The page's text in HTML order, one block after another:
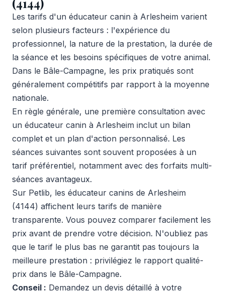
Les tarifs d'un éducateur canin à Arlesheim varient
selon plusieurs facteurs : l'expérience du
professionnel, la nature de la prestation, la durée de
la séance et les besoins spécifiques de votre animal.
Dans le Bâle-Campagne, les prix pratiqués sont
généralement compétitifs par rapport à la moyenne
nationale.
En règle générale, une première consultation avec
un éducateur canin à Arlesheim inclut un bilan
complet et un plan d'action personnalisé. Les
séances suivantes sont souvent proposées à un
tarif préférentiel, notamment avec des forfaits multi-
séances avantageux.
Sur Petlib, les éducateur canins de Arlesheim
(4144) affichent leurs tarifs de manière
transparente. Vous pouvez comparer facilement les
prix avant de prendre votre décision. N'oubliez pas
que le tarif le plus bas ne garantit pas toujours la
meilleure prestation : privilégiez le rapport qualité-
prix dans le Bâle-Campagne.
Conseil : Demandez un devis détaillé à votre